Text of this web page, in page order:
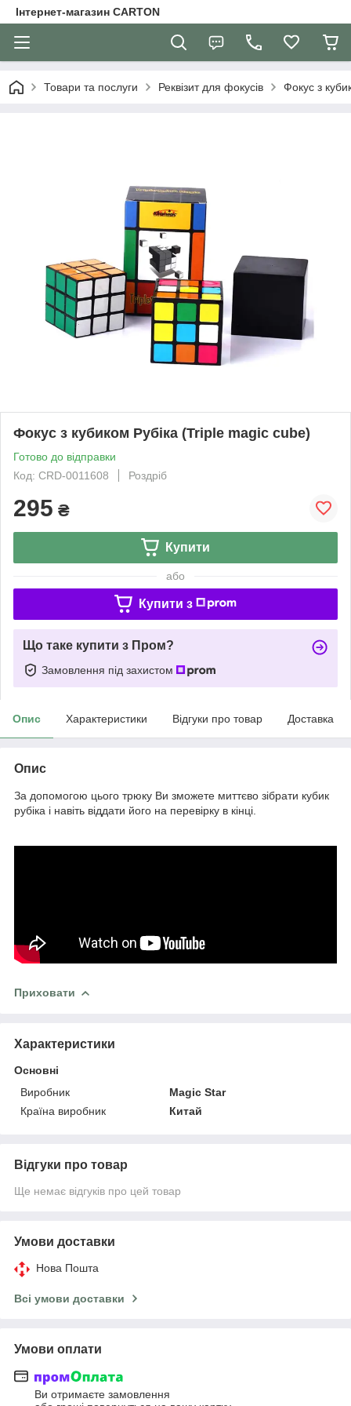
Інтернет-магазин CARTON
Товари та послуги Реквізит для фокусів Фокус з
Фокус з кубиком Рубіка (Triple magic cube)
Готово до відправки
Код: CRD-0011608
Роздріб
295 ₴
Купити
або
Купити з
Що таке купити з Пром?
Замовлення під захистом
Опис Характеристики Відгуки про товар Доставка
Опис
За допомогою цього трюку Ви зможете миттєво зібрати кубик
рубіка і навіть віддати його на перевірку в кінці.
Приховати
Характеристики
Основні
Виробник
Magic Star
Країна виробник
Китай
Відгуки про товар
Ще немає відгуків про цей товар
Умови доставки
Нова Пошта
Всі умови доставки
Умови оплати
Ви отримаєте замовлення